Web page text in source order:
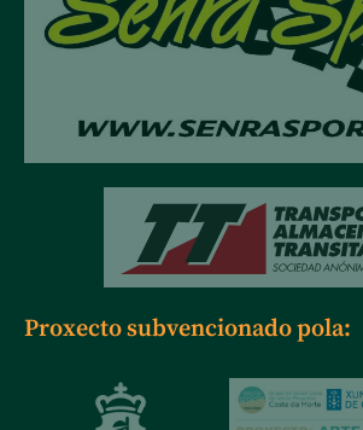
Proxecto subvencionado pola: